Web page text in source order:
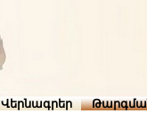
Վերնագրեր